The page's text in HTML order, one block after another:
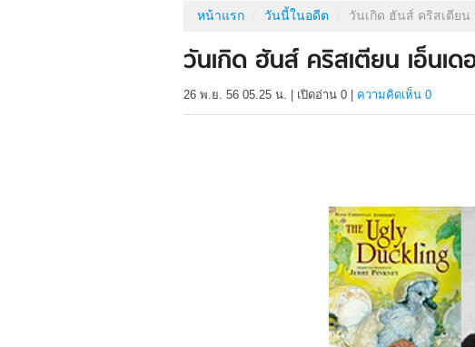
หน้าแรก วันนี้ในอดีต วันเกิด ฮันส์ คริสเตียน
วันเกิด ฮันส์ คริสเตียน เอ็นเด
26 พ.ย. 56 05.25 น. เปิดอ่าน 0 ความคิดเห็น 0